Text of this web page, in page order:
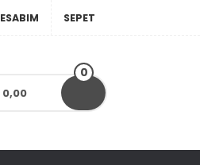
SEPET
0,00
0